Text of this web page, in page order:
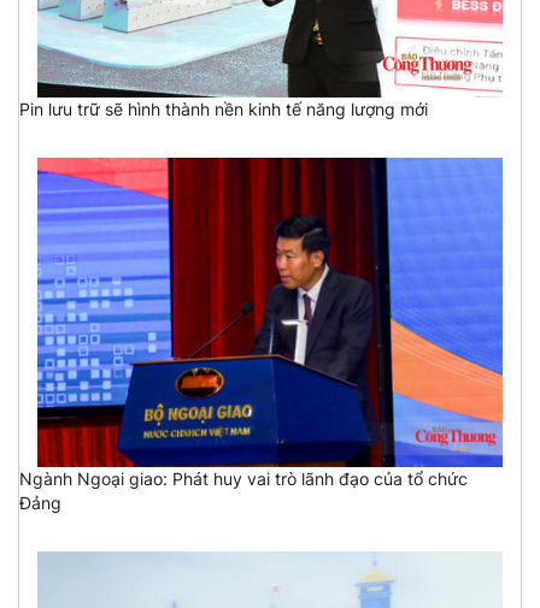
Pin lưu trữ sẽ hình thành nền kinh tế năng lượng mới
Ngành Ngoại giao: Phát huy vai trò lãnh đạo của tổ chức
Đảng